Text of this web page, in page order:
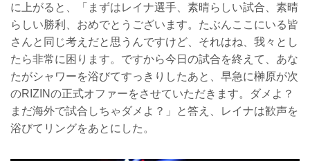
に上がると、「まずはレイナ選手、素晴らしい試合、素晴
らしい勝利、おめでとうございます。たぶんここにいる皆
さんと同じ考えだと思うんですけど、それはね、我々とし
たら非常に困ります。ですから今日の試合を終えて、あな
たがシャワーを浴びてすっきりしたあと、早急に榊原が次
のRIZINの正式オファーをさせていただきます。ダメよ？
まだ海外で試合しちゃダメよ？」と答え、レイナは歓声を
浴びてリングをあとにした。